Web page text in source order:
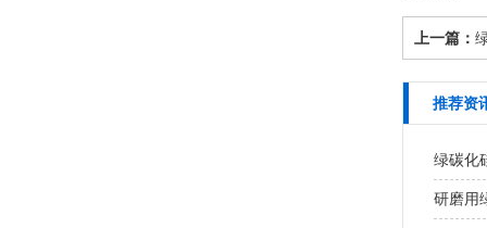
上一篇：
推荐资
绿碳化
研磨用